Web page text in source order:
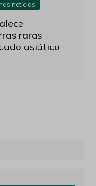
notícias
raras
asiático